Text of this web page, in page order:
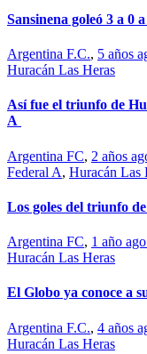
Sansinena goleó 3 a 0
Argentina F.C., 5 años
Huracán Las Heras
Así fue el triunfo de
A
Argentina FC, 2 años
Federal A, Huracán Las
Los goles del triunfo
Argentina FC, 1 año ago
Huracán Las Heras
El Globo ya conoce a
Argentina F.C., 4 años
Huracán Las Heras